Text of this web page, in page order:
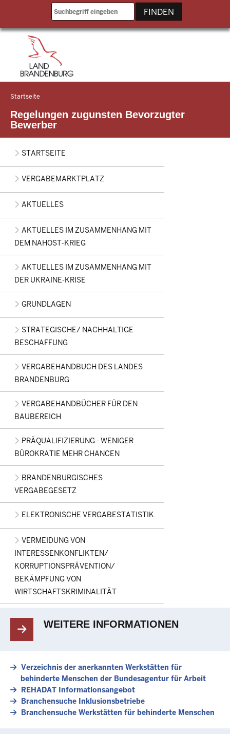
Direkt zum Inhalt
Sie
befinden
sich
hier
Startseite
Regelungen zugunsten Bevorzugter
Bewerber
Main
STARTSEITE
VERGABEMARKTPLATZ
AKTUELLES
AKTUELLES IM ZUSAMMENHANG MIT
DEM NAHOST-KRIEG
AKTUELLES IM ZUSAMMENHANG MIT
DER UKRAINE-KRISE
GRUNDLAGEN
STRATEGISCHE/ NACHHALTIGE
BESCHAFFUNG
VERGABEHANDBUCH DES LANDES
BRANDENBURG
VERGABEHANDBÜCHER FÜR DEN
BAUBEREICH
PRÄQUALIFIZIERUNG - WENIGER
BÜROKRATIE MEHR CHANCEN
BRANDENBURGISCHES
VERGABEGESETZ
ELEKTRONISCHE VERGABESTATISTIK
VERMEIDUNG VON
INTERESSENKONFLIKTEN/
KORRUPTIONSPRÄVENTION/
BEKÄMPFUNG VON
WIRTSCHAFTSKRIMINALITÄT
WEITERE INFORMATIONEN
Verzeichnis der anerkannten Werkstätten für
behinderte Menschen der Bundesagentur für Arbeit
REHADAT Informationsangebot
Branchensuche Inklusionsbetriebe
Branchensuche Werkstätten für behinderte Menschen